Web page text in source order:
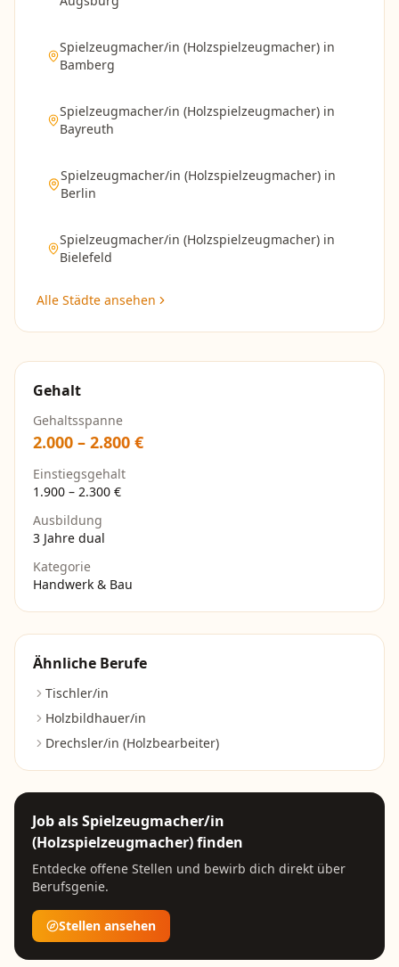
Spielzeugmacher/in (Holzspielzeugmacher) in
Bamberg
Spielzeugmacher/in (Holzspielzeugmacher) in
Bayreuth
Spielzeugmacher/in (Holzspielzeugmacher)in
Berlin
Spielzeugmacher/in (Holzspielzeugmacher) in
Bielefeld
Alle Städte ansehen
Gehalt
Gehaltsspanne
2.000 – 2.800 €
Einstiegsgehalt
1.900 – 2.300 €
Ausbildung
3 Jahre dual
Kategorie
Handwerk & Bau
Ähnliche Berufe
Tischler/in
Holzbildhauer/in
Drechsler/in (Holzbearbeiter)
Job alsSpielzeugmacher/in
(Holzspielzeugmacher)finden
Entdecke offene Stellen und bewirb dich direkt über
Berufsgenie.
Stellen ansehen